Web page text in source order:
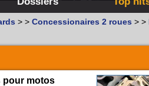
> > Concessionaires 2 roues > >
pour motos